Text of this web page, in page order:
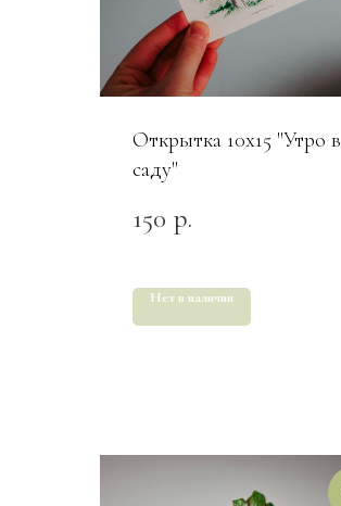
Открытка 10х15 "Утро в
саду"
150 р.
Нет в наличии